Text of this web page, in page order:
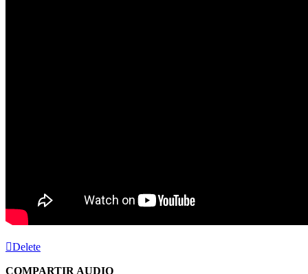
Delete
COMPARTIR AUDIO